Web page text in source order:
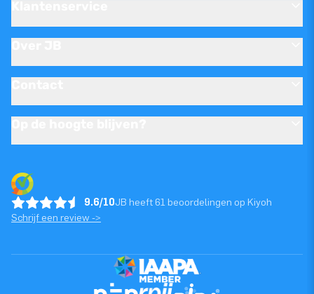
9.6/10JB heeft 61 beoordelingen op Kiyoh
Schrijf een review ->